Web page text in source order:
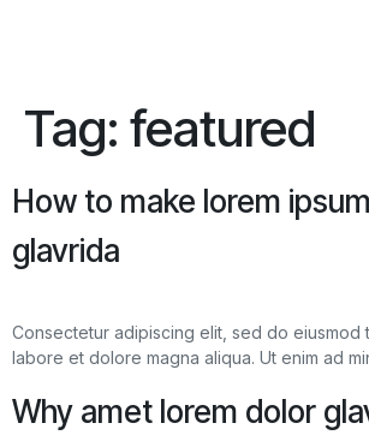
Tag: featured
How to make lorem
glavrida
Consectetur adipiscing elit, sed do eiusmod
labore et dolore magna aliqua. Ut enim ad
Why amet lorem dolor